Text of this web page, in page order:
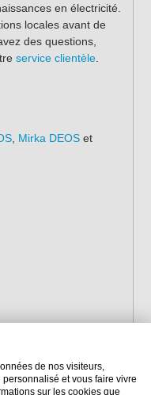
en électricité.
locales avant de
des questions,
service clientèle.
, Mirka DEOSet
de nos visiteurs,
et vous faire vivre
sur les cookies que